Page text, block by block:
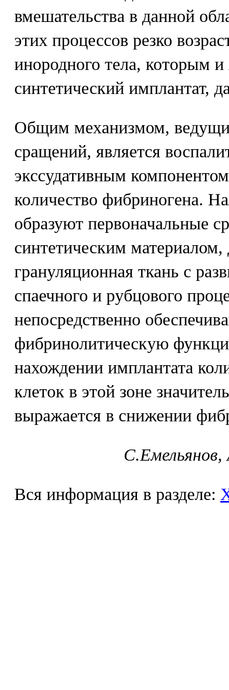
вмешательства в данной
этих процессов резко
инородного тела, которым
синтетический имплантат,
Общим механизмом,
сращений, является
экссудативным
количество фибриногена.
образуют первоначальные
синтетическим
грануляционная ткань с
спаечного и рубцового
непосредственно
фибринолитическую
нахождении имплантата
клеток в этой зоне
выражается в снижении
Вся информация в разделе: